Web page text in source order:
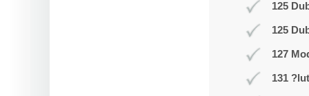
125
125
127
131 ?lut